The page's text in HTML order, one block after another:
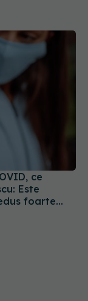
Este
foarte